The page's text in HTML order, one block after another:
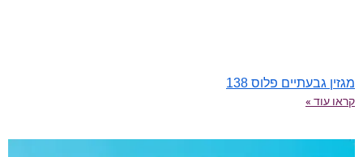
מגזין גבעתיים פלוס 138
קראו עוד »